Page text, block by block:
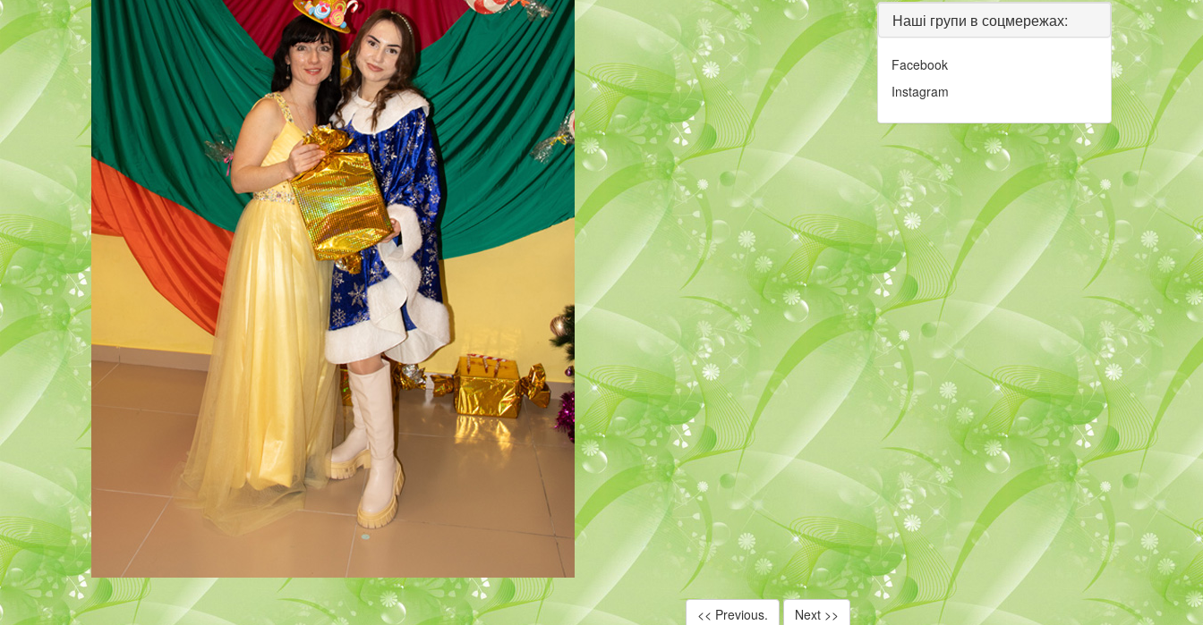
<< Previous. Next >>
Наші групи в соцмережах:
Facebook
Instagram